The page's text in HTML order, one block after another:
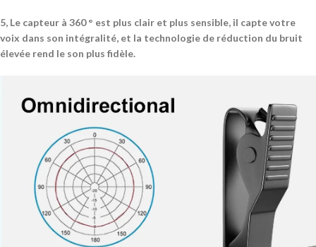
5, Le capteur à 360 ° est plus clair et plus sensible, il capte votre
voix dans son intégralité, et la technologie de réduction du bruit
élevée rend le son plus fidèle.